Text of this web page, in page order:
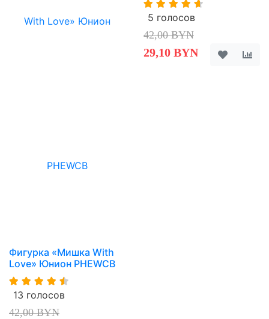
Фигурка «Мишка With
Love» Юнион PHEWCB
13 голосов
42,00 BYN
5 голосов
42,00 BYN
29,10 BYN